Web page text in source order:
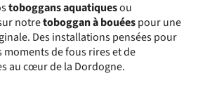
toboggans aquatiquesou
notretoboggan à bouéespour une
Des installations pensées pour
moments de fous rires et de
au cœur de la Dordogne.